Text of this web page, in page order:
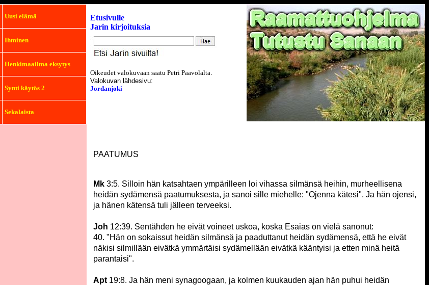
Uusi elämä
Ihminen
Henkimaailma eksytys
Synti käytös 2
Sekalaista
Etusivulle
Jarin kirjoituksia
Oikeudet valokuvaan saatu Petri Paavolalta.
Valokuvan lähdesivu:
Jordanjoki
PAATUMUS
Mk3:5. Silloin hän katsahtaen ympärilleen loi vihassa silmänsä heihin, murheellisena
heidän sydämensä paatumuksesta, ja sanoi sille miehelle: "Ojenna kätesi". Ja hän ojensi,
ja hänen kätensä tuli jälleen terveeksi.
Joh 12:39. Sentähden he eivät voineet uskoa, koska Esaias on vielä sanonut:
40. "Hän on sokaissut heidän silmänsä ja paaduttanut heidän sydämensä, että he eivät
näkisi silmillään eivätkä ymmärtäisi sydämellään eivätkä kääntyisi ja etten minä heitä
parantaisi".
Apt 19:8. Ja hän meni synagoogaan, ja kolmen kuukauden ajan hän puhui heidän